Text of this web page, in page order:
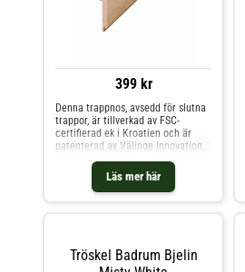
399 kr
Läs mer här
Denna trappnos, avsedd för slutna
trappor, är tillverkad av FSC-
certifierad ek i Kroatien och är
patenterad av Välinge Innovation.
Tröskel Badrum Bjelin